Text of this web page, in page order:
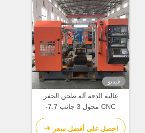
فيديو
عالية الدقة آلة طحن الحفر
CNC محول 3 جانب 7.7-
15N.M محرك الخدمة
احصل على أفضل سعر